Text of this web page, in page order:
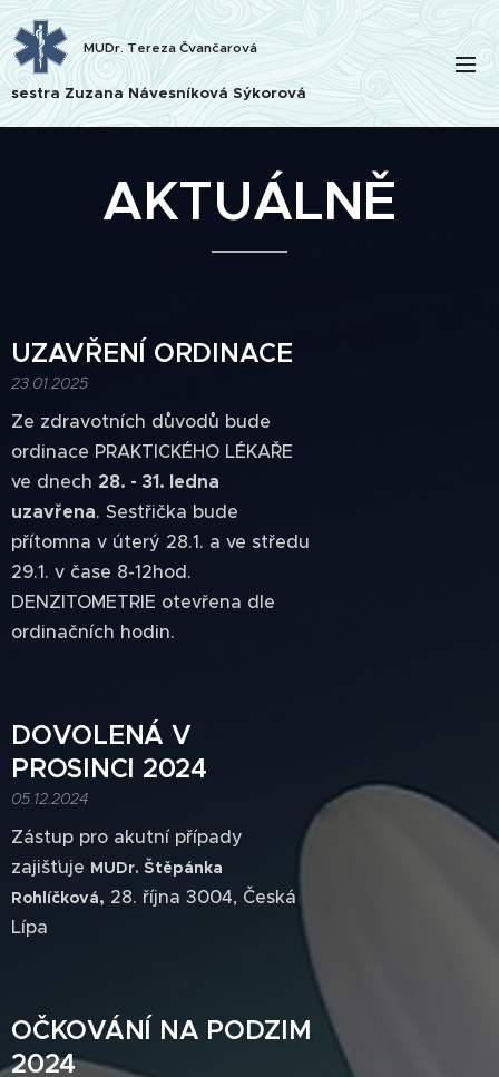
MUDr. Tereza Čvančarová
sestra Zuzana Návesníková Sýkorová
AKTUÁLNĚ
UZAVŘENÍ ORDINACE
23.01.2025
Ze zdravotních důvodů bude
ordinace PRAKTICKÉHO LÉKAŘE
ve dnech 28. - 31. ledna
uzavřena. Sestřička bude
přítomna v úterý 28.1. a ve středu
29.1. v čase 8-12hod.
DENZITOMETRIE otevřena dle
ordinačních hodin.
DOVOLENÁ V
PROSINCI 2024
05.12.2024
Zástup pro akutní případy
zajišťuje MUDr. Štěpánka
Rohlíčková, 28. října 3004, Česká
Lípa
OČKOVÁNÍ NA PODZIM
2024